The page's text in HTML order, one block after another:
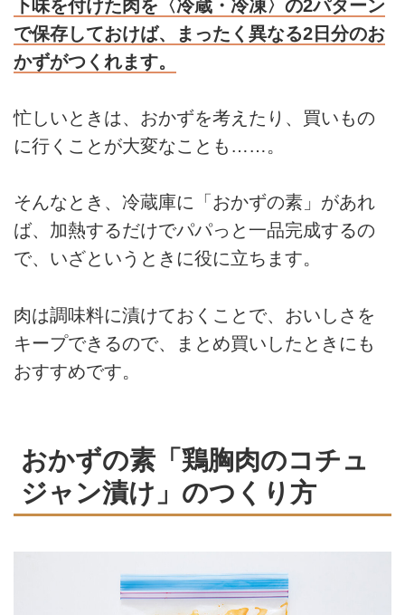
下味を付けた肉を〈冷蔵・冷凍〉の2パターン
で保存しておけば、まったく異なる2日分のお
かずがつくれます。
忙しいときは、おかずを考えたり、買いもの
に行くことが大変なことも……。
そんなとき、冷蔵庫に「おかずの素」があれ
ば、加熱するだけでパパっと一品完成するの
で、いざというときに役に立ちます。
肉は調味料に漬けておくことで、おいしさを
キープできるので、まとめ買いしたときにも
おすすめです。
おかずの素「鶏胸肉のコチュ
ジャン漬け」のつくり方